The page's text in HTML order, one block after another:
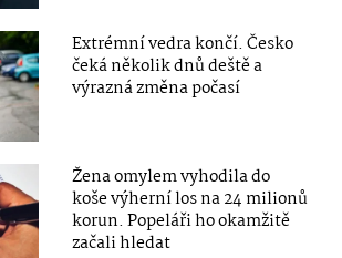
Extrémní vedra končí. Česko
čeká několik dnů deště a
výrazná změna počasí
Žena omylem vyhodila do
koše výherní los na 24 milionů
korun. Popeláři ho okamžitě
začali hledat